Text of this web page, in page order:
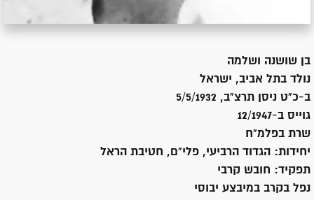
בן שושנה ושלמה
נולד בתל אביב, ישראל
ב-כ"ט ניסן תרצ"ב, 5/5/1932
גוייס ב-12/1947
שרת בפלמ"ח
יחידות: הגדוד הרביעי, פלי"ם, חטיבת הראל
תפקיד: חובש קרבי
נפל בקרב במיבצע יבוסי